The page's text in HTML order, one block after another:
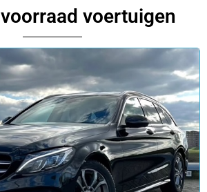
voertuigen